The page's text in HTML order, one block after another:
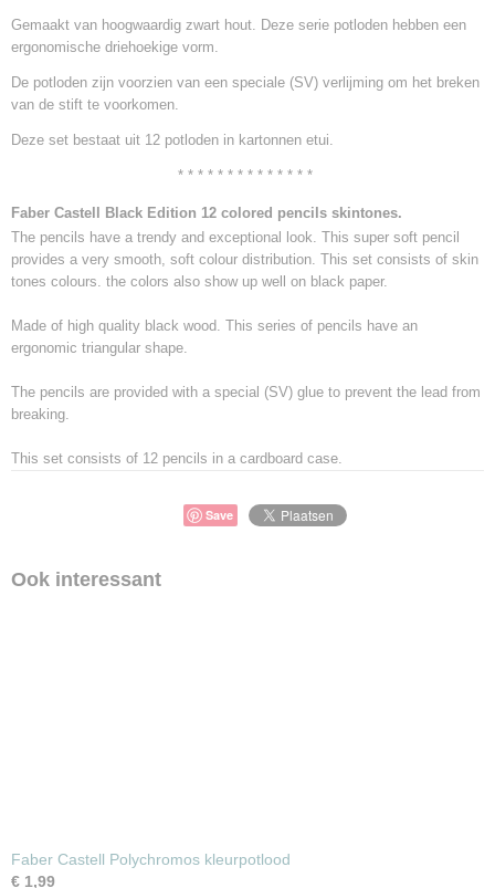
Gemaakt van hoogwaardig zwart hout. Deze serie potloden hebben een
ergonomische driehoekige vorm.
De potloden zijn voorzien van een speciale (SV) verlijming om het breken
van de stift te voorkomen.
Deze set bestaat uit 12 potloden in kartonnen etui.
* * * * * * * * * * * * * *
Faber Castell Black Edition 12 colored pencils skintones.
The pencils have a trendy and exceptional look. This super soft pencil
provides a very smooth, soft colour distribution. This set consists of skin
tones colours. the colors also show up well on black paper.
Made of high quality black wood. This series of pencils have an
ergonomic triangular shape.
The pencils are provided with a special (SV) glue to prevent the lead from
breaking.
This set consists of 12 pencils in a cardboard case.
Save
Ook interessant
Faber Castell Polychromos kleurpotlood
€ 1,99